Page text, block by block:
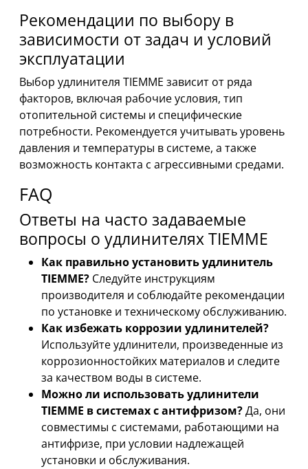
Рекомендации по выбору в
зависимости от задач и условий
эксплуатации
Выбор удлинителя TIEMME зависит от ряда
факторов, включая рабочие условия, тип
отопительной системы и специфические
потребности. Рекомендуется учитывать уровень
давления и температуры в системе, а также
возможность контакта с агрессивными средами.
FAQ
Ответы на часто задаваемые
вопросы о удлинителях TIEMME
Как правильно установить удлинитель
TIEMME? Следуйте инструкциям
производителя и соблюдайте рекомендации
по установке и техническому обслуживанию.
Как избежать коррозии удлинителей?
Используйте удлинители, произведенные из
коррозионностойких материалов и следите
за качеством воды в системе.
Можно ли использовать удлинители
TIEMME в системах с антифризом?Да, они
совместимы с системами, работающими на
антифризе, при условии надлежащей
установки и обслуживания.